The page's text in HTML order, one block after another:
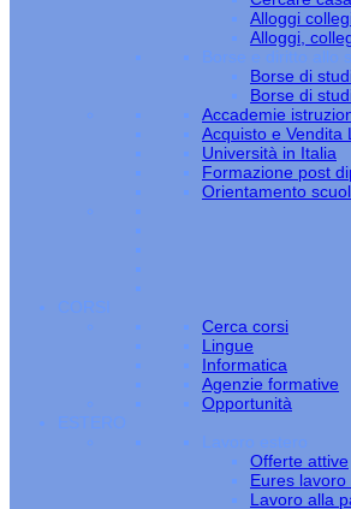
Alloggi
Alloggi,
Borse e diritto allo
Borse di
Borse di
Accademie
Acquisto e Vendita
Università in Italia
Formazione post
Orientamento
CORSI
Cerca corsi
Lingue
Informatica
Agenzie formative
Opportunità
ESTERO
Lavoro estero
Offerte attive
Eures lavoro
Lavoro alla